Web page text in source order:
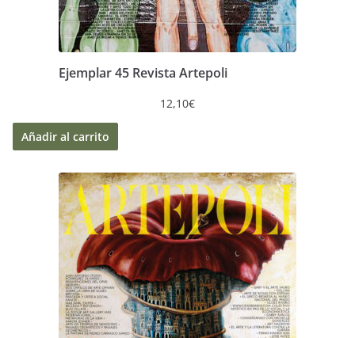
Ejemplar 45 Revista Artepoli
12,10€
Añadir al carrito